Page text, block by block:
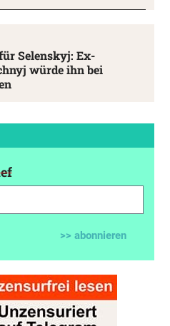
Selenskyj: Ex-
würde ihn bei
>> abonnieren